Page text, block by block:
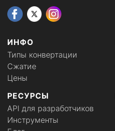
ИНФО
Типы конвертации
Сжатие
Цены
РЕСУРСЫ
API для разработчиков
Инструменты